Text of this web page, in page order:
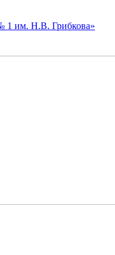
им. Н.В. Грибкова»